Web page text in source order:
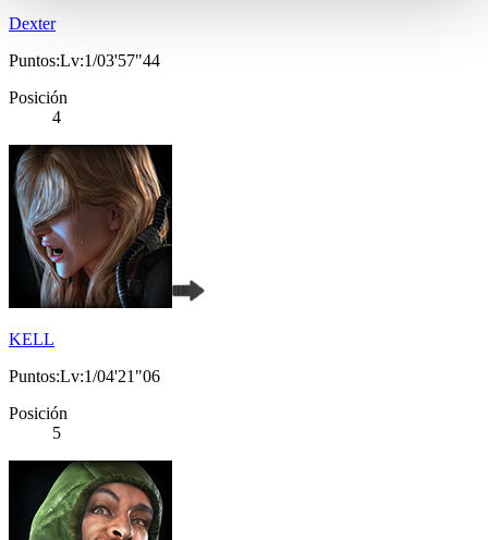
Dexter
Puntos:Lv:1/03'57"44
Posición
4
KELL
Puntos:Lv:1/04'21"06
Posición
5